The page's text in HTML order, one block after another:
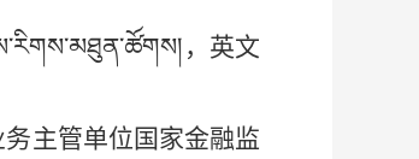
， 英文
主管单位国家金融监